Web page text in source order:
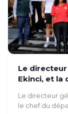
Le
Ekinci, et la
Le directeur
le chef du